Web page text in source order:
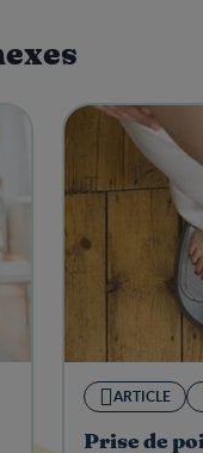
ARTICLE
Prise de